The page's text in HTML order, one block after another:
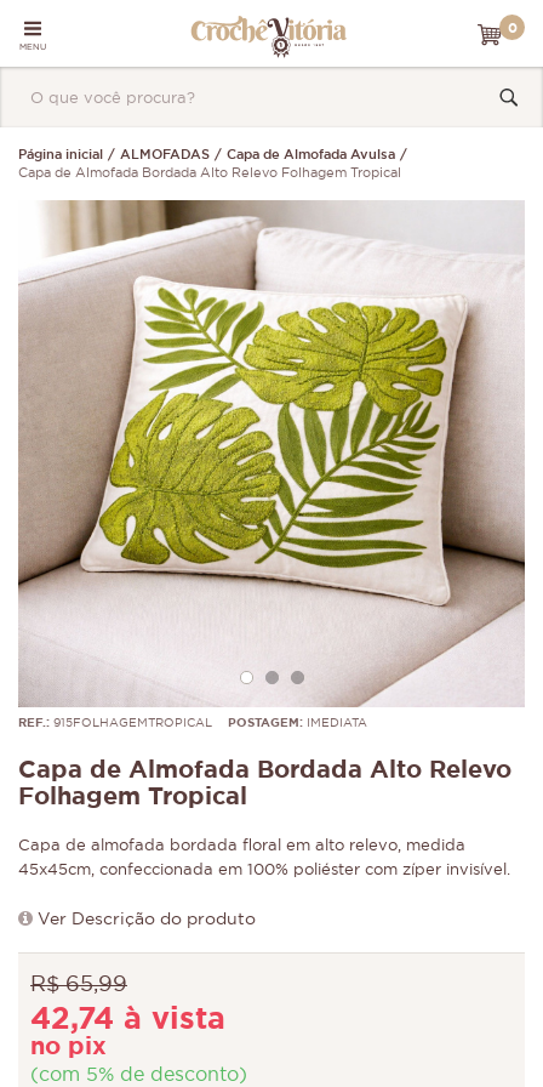
MENU
0
Página inicial ALMOFADAS
Capa de Almofada Avulsa
Capa de Almofada Bordada Alto Relevo Folhagem Tropical
REF.: 915FOLHAGEMTROPICAL POSTAGEM: IMEDIATA
Capa de Almofada Bordada Alto Relevo
Folhagem Tropical
Capa de almofada bordada floral em alto relevo, medida
45x45cm, confeccionada em 100% poliéster com zíper invisível.
Ver Descrição do produto
R$ 65,99
42,74 à vista
no pix
(com 5% de desconto)